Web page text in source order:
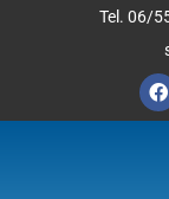
Tel. 06/